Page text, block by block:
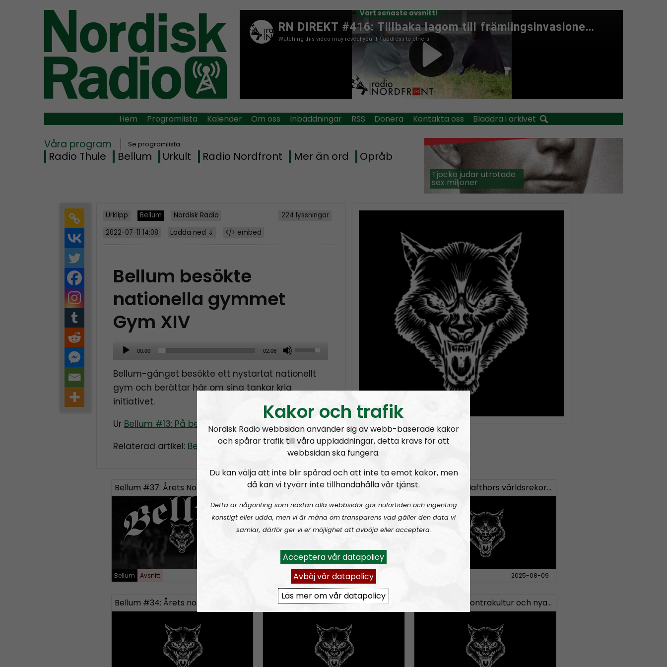
Vårt senaste avsnitt!
Hem Programlista Kalender Om oss Inbäddningar RSS Donera Kontakta oss Bläddra i arkivet
Våra program Se programlista
Radio Thule Bellum Urkult Radio Nordfront Mer än ord Opråb
Tjocka judar utrotade
sex miljoner
Urklipp Bellum Nordisk Radio
224 lyssningar
2022-07-11 14:08
Ladda ned ⇓ </> embed
Bellum besökte
nationella gymmet
Gym XIV
d
i
o
l
a
r
00:00 02:08
U
e
/
D
o
w
n
A
r
o
k
e
y
s
t
Bellum-gänget besökte ett nystartat nationellt
gym och berättar här om sina tankar krig
initiativet.
Ur Bellum #13: På besök på Gym XIV
Relaterad artikel: Besök på nytt nationellt gym
Bellum #37: Årets Nordman 2026
Bellum Avsnitt
Bellum #36: En hård vandring och fystester
Avsnitt 2025-10-11
Bellum #35: Hafthors världsrekord och Bellumbutik.se
2025-08-09
Bellum #34: Årets nordman 2025 Bellum #32: Kontrakultur och nya Bellum-produkter
Kakor och trafik
Nordisk Radio webbsidan använder sig av webb-baserade kakor
och spårar trafik till våra uppladdningar, detta krävs för att
webbsidan ska fungera.
Du kan välja att inte blir spårad och att inte ta emot kakor, men
då kan vi tyvärr inte tillhandahålla vår tjänst.
Detta är någonting som nästan alla webbsidor gör nuförtiden och ingenting
konstigt eller udda, men vi är måna om transparens vad gäller den data vi
samlar, därför ger vi er möjlighet att avböja eller acceptera.
Acceptera vår datapolicy
Avböj vår datapolicy
Läs mer om vår datapolicy